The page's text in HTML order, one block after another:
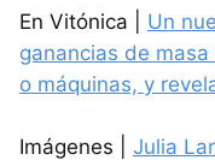
En Vitónica | Un
ganancias de
o máquinas, y
Imágenes | Julia